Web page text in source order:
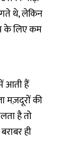
थे, लेकिन
के लिए कम
आती हैं
मज़दूरों की
है तो
ही